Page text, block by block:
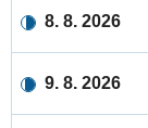
8. 8. 2026
9. 8. 2026